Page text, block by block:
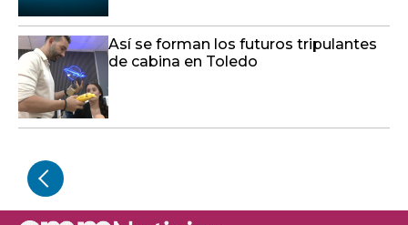
Así se forman los futuros tripulantes
de cabina en Toledo